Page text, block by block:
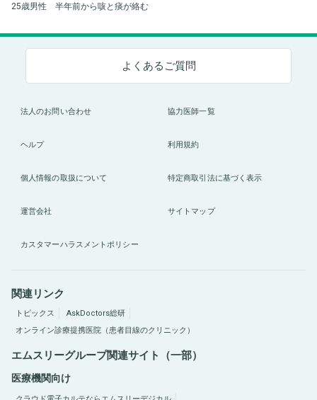
25歳男性 半年前から咳と痰が絡む
よくあるご質問
法人のお問い合わせ 協力医師一覧
ヘルプ 利用規約
個人情報の取扱について 特定商取引法に基づく表示
運営会社 サイトマップ
カスタマーハラスメントポリシー
関連リンク
トピックス
AskDoctors総研
オンライン診療提携医院（患者目線のクリニック）
エムスリーグループ関連サイト（一部）
医療機関向け